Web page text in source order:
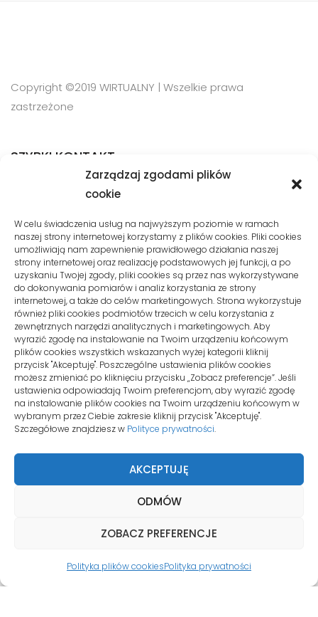
Zarządzaj zgodami plików
cookie
W celu świadczenia usług na najwyższym poziomie w ramach
naszej strony internetowej korzystamy z plików cookies. Pliki cookies
umożliwiają nam zapewnienie prawidłowego działania naszej
strony internetowej oraz realizację podstawowych jej funkcji, a po
uzyskaniu Twojej zgody, pliki cookies są przez nas wykorzystywane
do dokonywania pomiarów i analiz korzystania ze strony
internetowej, a także do celów marketingowych. Strona wykorzystuje
również pliki cookies podmiotów trzecich w celu korzystania z
zewnętrznych narzędzi analitycznych i marketingowych. Aby
wyrazić zgodę na instalowanie na Twoim urządzeniu końcowym
plików cookies wszystkich wskazanych wyżej kategorii kliknij
przycisk "Akceptuję". Poszczególne ustawienia plików cookies
możesz zmieniać po kliknięciu przycisku „Zobacz preferencje”. Jeśli
ustawienia odpowiadają Twoim preferencjom, aby wyrazić zgodę
na instalowanie plików cookies na Twoim urządzeniu końcowym w
wybranym przez Ciebie zakresie kliknij przycisk "Akceptuję".
Szczegółowe znajdziesz w Polityce prywatności.
AKCEPTUJĘ
ODMÓW
ZOBACZ PREFERENCJE
Polityka plików cookiesPolityka prywatności
Copyright ©2019 WIRTUALNY | Wszelkie prawa
zastrzeżone
SZYBKI KONTAKT
+48 510 10 08 120
Email:kontakt@wirtualnymysliborz.pl
SIEDZIBA
ul. Konwaliowa 255C/2
62-069 Palędzie
KONTO KLIENTA